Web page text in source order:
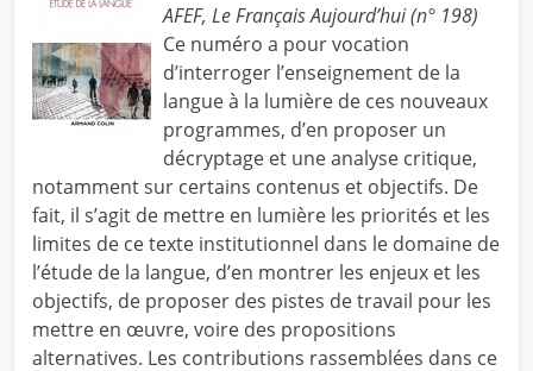
AFEF, Le Français Aujourd’hui (n° 198)
Ce numéro a pour vocation
d’interroger l’enseignement de la
langue à la lumière de ces nouveaux
programmes, d’en proposer un
décryptage et une analyse critique,
notamment sur certains contenus et objectifs. De
fait, il s’agit de mettre en lumière les priorités et les
limites de ce texte institutionnel dans le domaine de
l’étude de la langue, d’en montrer les enjeux et les
objectifs, de proposer des pistes de travail pour les
mettre en œuvre, voire des propositions
alternatives. Les contributions rassemblées dans ce